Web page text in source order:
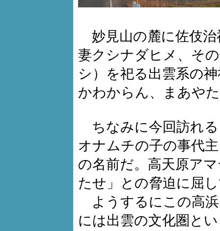
妙見山の麓に佐伎
妻クシナダヒメ、そ
シ）を祀る出雲系の
かわからん、まあや
ちなみに今回訪れ
オナムチの子の事代
の名前だ。高天原ア
たせ」との脅迫に屈
ようするにこの高
には出雲の文化圏と